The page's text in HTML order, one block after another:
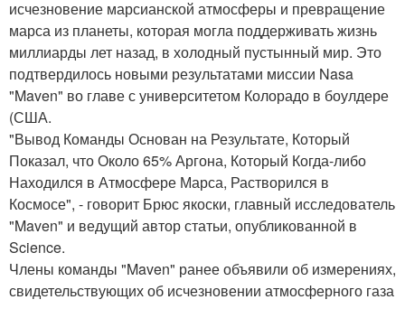
исчезновение марсианской атмосферы и превращение
марса из планеты, которая могла поддерживать жизнь
миллиарды лет назад, в холодный пустынный мир. Это
подтвердилось новыми результатами миссии Nasa
"Maven" во главе с университетом Колорадо в боулдере
(США.
"Вывод Команды Основан на Результате, Который
Показал, что Около 65% Аргона, Который Когда-либо
Находился в Атмосфере Марса, Растворился в
Космосе", - говорит Брюс якоски, главный исследователь
"Maven" и ведущий автор статьи, опубликованной в
Science.
Члены команды "Maven" ранее объявили об измерениях,
свидетельствующих об исчезновении атмосферного газа